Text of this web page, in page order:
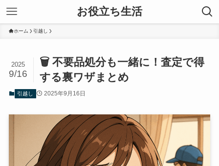
お役立ち生活
ホーム 引越し
🗑️ 不要品処分も一緒に！査定で得
する裏ワザまとめ
2025
9/16
引越し 2025年9月16日